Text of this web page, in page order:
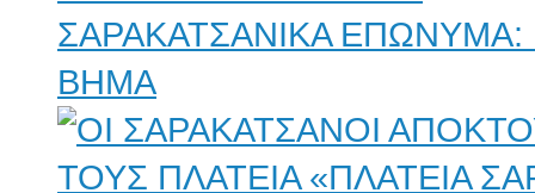
ΣΑΡΑΚΑΤΣΑΝΙΚΑ ΕΠΩΝΥΜΑ:
ΒΗΜΑ